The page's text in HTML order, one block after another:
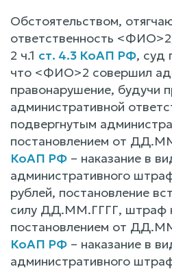
Обстоятельством,
ответственность
2 ч.1 ст. 4.3 КоАП РФ, суд
что <ФИО>2 совершил
правонарушение, будучи
административной
подвергнутым
постановлением от
КоАП РФ – наказание в
административного
рублей, постановление
силу ДД.ММ.ГГГГ, штраф
постановлением от
КоАП РФ – наказание в
административного